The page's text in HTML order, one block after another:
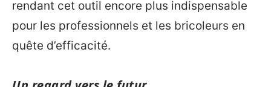
rendant cet outil encore plus indispensable
pour les professionnels et les bricoleurs en
quête d’efficacité.